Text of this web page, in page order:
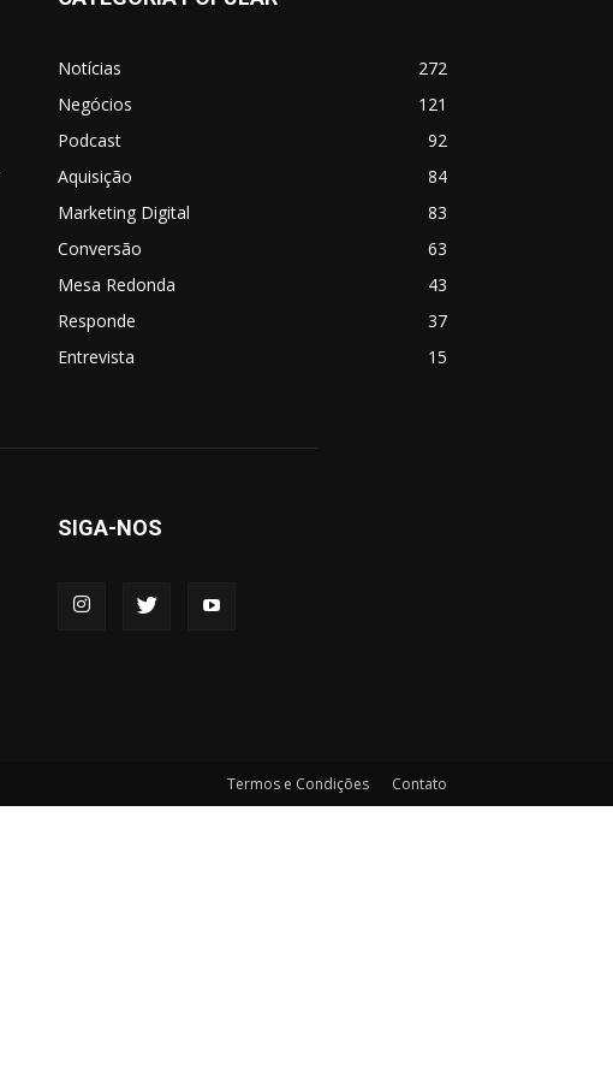
Notícias
272
Negócios
121
Podcast
92
Aquisição
84
Marketing Digital
83
Conversão
63
Mesa Redonda
43
Responde
37
Entrevista
15
SIGA-NOS
Termos e Condições Contato